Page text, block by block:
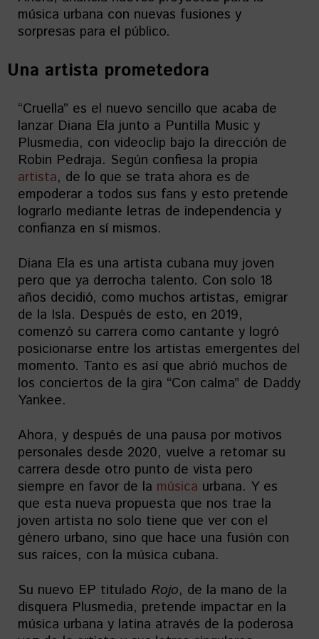
música urbana con nuevas fusiones y
sorpresas para el público.
Una artista prometedora
“Cruella” es el nuevo sencillo que acaba de
lanzar Diana Ela junto a Puntilla Music y
Plusmedia, con videoclip bajo la dirección de
Robin Pedraja. Según confiesa la propia
artista, de lo que se trata ahora es de
empoderar a todos sus fans y esto pretende
lograrlo mediante letras de independencia y
confianza en sí mismos.
Diana Ela es una artista cubana muy joven
pero que ya derrocha talento. Con solo 18
años decidió, como muchos artistas, emigrar
de la Isla. Después de esto, en 2019,
comenzó su carrera como cantante y logró
posicionarse entre los artistas emergentes del
momento. Tanto es así que abrió muchos de
los conciertos de la gira “Con calma” de Daddy
Yankee.
Ahora, y después de una pausa por motivos
personales desde 2020, vuelve a retomar su
carrera desde otro punto de vista pero
siempre en favor de la música urbana. Y es
que esta nueva propuesta que nos trae la
joven artista no solo tiene que ver con el
género urbano, sino que hace una fusión con
sus raíces, con la música cubana.
Su nuevo EP titulado Rojo, de la mano de la
disquera Plusmedia, pretende impactar en la
música urbana y latina através de la poderosa